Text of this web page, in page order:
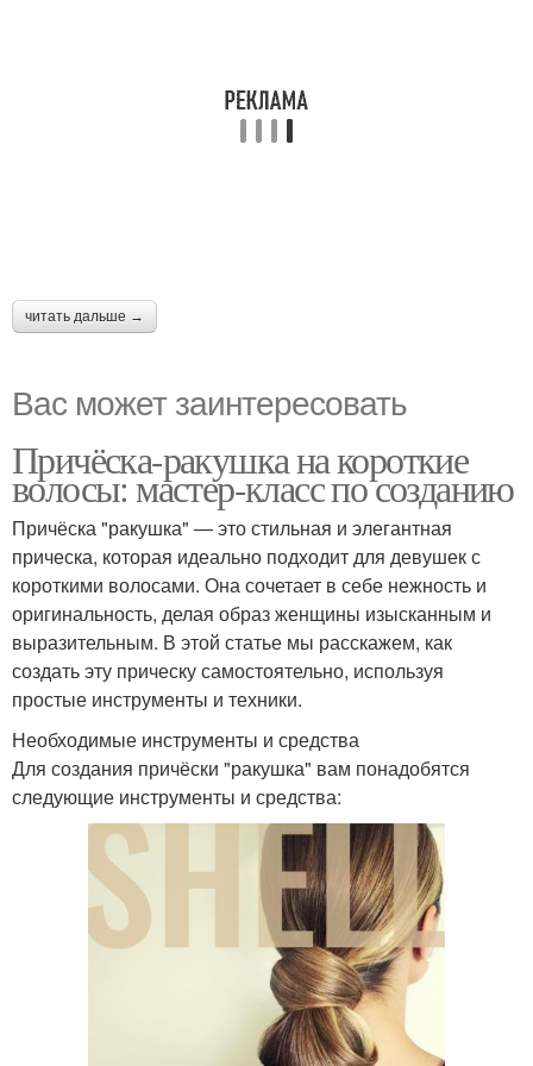
читать дальше →
Вас может заинтересовать
Причёска-ракушка на короткие
волосы: мастер-класс по созданию
Причёска "ракушка" — это стильная и элегантная
прическа, которая идеально подходит для девушек с
короткими волосами. Она сочетает в себе нежность и
оригинальность, делая образ женщины изысканным и
выразительным. В этой статье мы расскажем, как
создать эту прическу самостоятельно, используя
простые инструменты и техники.
Необходимые инструменты и средства
Для создания причёски "ракушка" вам понадобятся
следующие инструменты и средства: